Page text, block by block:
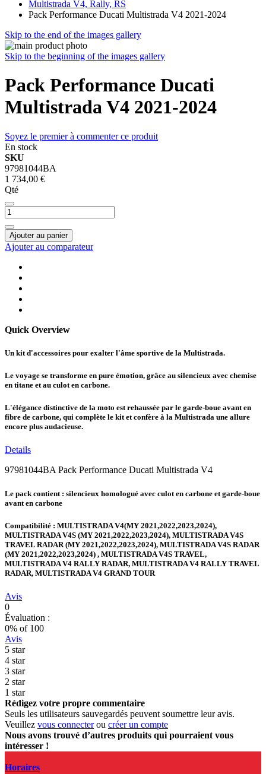
Multistrada V4, Rally, RS
Pack Performance Ducati Multistrada V4 2021-2024
Skip to the end of the images gallery
Skip to the beginning of the images gallery
Pack Performance Ducati
Multistrada V4 2021-2024
Soyez le premier à commenter ce produit
En stock
SKU
97981044BA
1 734,00 €
Qté
Ajouter au panier
Ajouter au comparateur
Quick Overview
Un kit d'accessoires pour exalter l'âme sportive de la Multistrada.
Le voyage se transforme en pure émotion, grâce au silencieux avec chemise
en titane et au culot en carbone.
L'élégance distinctive de la moto est rehaussée par le garde-boue avant en
fibre de carbone, qui complète le kit et confère à la Multistrada une allure
encore plus audacieuse.
Details
97981044BA Pack Performance Ducati Multistrada V4
Le pack contient : silencieux homologué avec culot en carbone et garde-boue
avant en carbone
Compatibilité : MULTISTRADA V4(MY 2021,2022,2023,2024),
MULTISTRADA V4S (MY 2021,2022,2023,2024), MULTISTRADA V4S
TRAVEL RADAR (MY 2021,2022,2023,2024), MULTISTRADA V4S RADAR
(MY 2021,2022,2023,2024) , MULTISTRADA V4S TRAVEL,
MULTISTRADA V4 RALLY RADAR, MULTISTRADA V4 RALLY TRAVEL
RADAR, MULTISTRADA V4 GRAND TOUR
Avis
0
Évaluation :
0% of 100
Avis
5 star
4 star
3 star
2 star
1 star
Rédigez votre propre commentaire
Seuls les utilisateurs sauvegardés peuvent soumettre leur avis.
Veuillez vous connecterou créer un compte
Nous avons trouvé d’autres produits qui pourraient vous
intéresser !
Horaires